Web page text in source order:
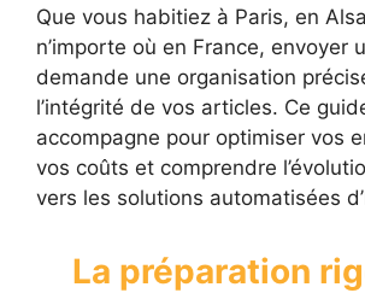
Que vous habitiez à Paris, en
n’importe où en France, envoyer
demande une organisation
l’intégrité de vos articles. Ce
accompagne pour optimiser vos
vos coûts et comprendre
vers les solutions automatisées
La préparation